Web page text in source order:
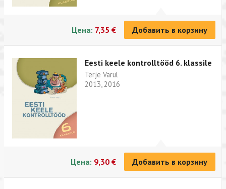
Цена: 7,35 € Добавить в корзину
Eesti keele kontrolltööd 6. klassile
Terje Varul
2013, 2016
Цена: 9,30 € Добавить в корзину